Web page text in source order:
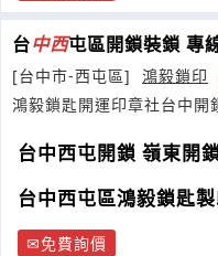
台中西屯區開鎖裝鎖 專
[台中市-西屯區]
鴻毅鎖印
鴻毅鎖匙開運印章社台中
台中西屯開鎖 嶺東開
台中西屯區鴻毅鎖匙
免費詢價